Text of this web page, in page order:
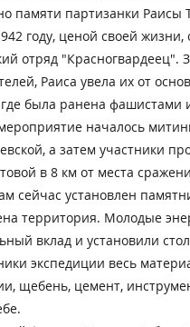
памяти партизанки Раисы
году, ценой своей жизни,
отряд "Красногвардеец".
Раиса увела их от
где была ранена фашистами
началось
а затем участники
в 8 км от места
сейчас установлен
территория. Молодые
вклад и установили
экспедиции весь
щебень, цемент,